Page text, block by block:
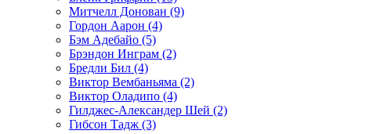
Митчелл Донован (9)
Гордон Аарон (4)
Бэм Адебайо (5)
Брэндон Инграм (2)
Бредли Бил (4)
Виктор Вембаньяма (2)
Виктор Оладипо (4)
Гилджес-Александер Шей (2)
Гибсон Тадж (3)